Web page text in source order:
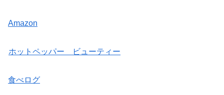
Amazon
ホットペッパー ビューティー
食べログ